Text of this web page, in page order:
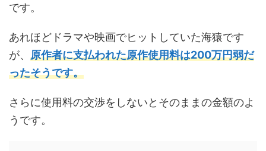
です。
あれほどドラマや映画でヒットしていた海猿です
が、 原作者に支払われた原作使用料は200万円弱だ
ったそうです。
さらに使用料の交渉をしないとそのままの金額のよ
うです。